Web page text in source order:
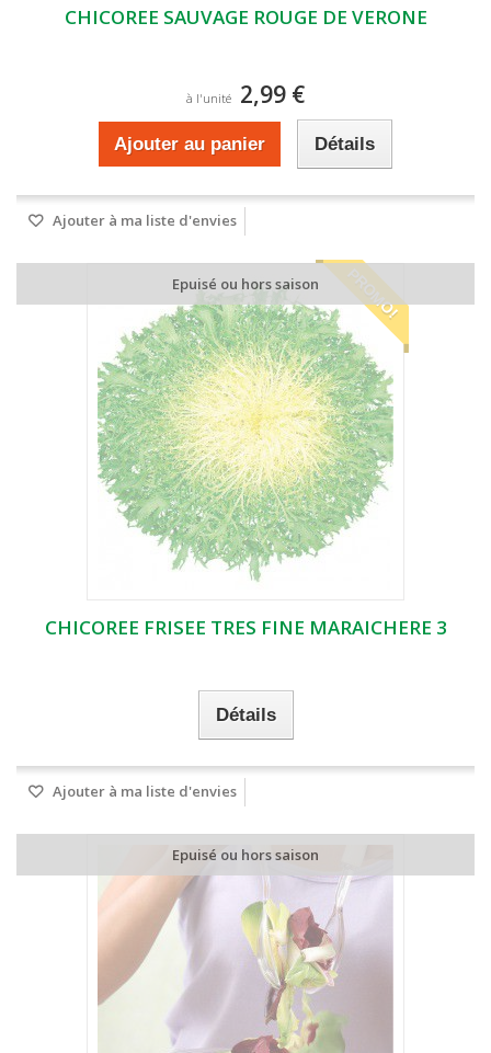
CHICOREE SAUVAGE ROUGE DE VERONE
à l'unité 2,99 €
Ajouter au panier Détails
Ajouter à ma liste d'envies
Epuisé ou hors saison PROMO!
CHICOREE FRISEE TRES FINE MARAICHERE 3
Détails
Ajouter à ma liste d'envies
Epuisé ou hors saison